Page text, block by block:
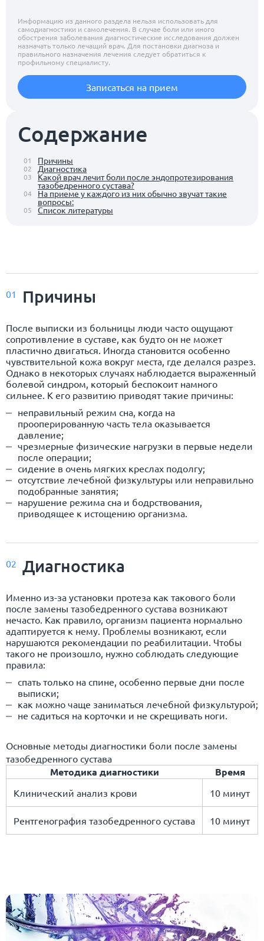
Содержание
01 Причины
02 Диагностика
03 Какой врач лечит боли после эндопротезирования
тазобедренного сустава?
04 На приеме у каждого из них обычно звучат такие
вопросы:
05 Список литературы
Информацию из данного раздела нельзя использовать для
самодиагностики и самолечения. В случае боли или иного
обострения заболевания диагностические исследования должен
назначать только лечащий врач. Для постановки диагноза и
правильного назначения лечения следует обратиться к
профильному специалисту.
Записаться на прием
01 Причины
После выписки из больницы люди часто ощущают
сопротивление в суставе, как будто он не может
пластично двигаться. Иногда становится особенно
чувствительной кожа вокруг места, где делался разрез.
Однако в некоторых случаях наблюдается выраженный
болевой синдром, который беспокоит намного
сильнее. К его развитию приводят такие причины:
неправильный режим сна, когда на
прооперированную часть тела оказывается
давление;
чрезмерные физические нагрузки в первые недели
после операции;
сидение в очень мягких креслах подолгу;
отсутствие лечебной физкультуры или неправильно
подобранные занятия;
нарушение режима сна и бодрствования,
приводящее к истощению организма.
02 Диагностика
Именно из-за установки протеза как такового боли
после замены тазобедренного сустава возникают
нечасто. Как правило, организм пациента нормально
адаптируется к нему. Проблемы возникают, если
нарушаются рекомендации по реабилитации. Чтобы
такого не произошло, нужно соблюдать следующие
правила:
спать только на спине, особенно первые дни после
выписки;
как можно чаще заниматься лечебной физкультурой;
не садиться на корточки и не скрещивать ноги.
Основные методы диагностики боли после замены
тазобедренного сустава
Методика диагностики Время
Клинический анализ крови 10 минут
Рентгенография тазобедренного сустава 10 минут